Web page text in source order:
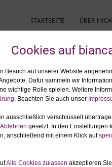
STARTSEITE ÜBER MICH
ALLGÄU